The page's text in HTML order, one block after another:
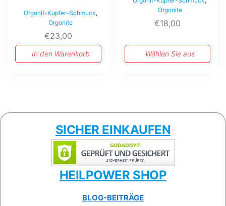
Orgonit-Kupfer-Schmuck,
Orgonite
€23,00
In den Warenkorb
Orgonite
€18,00
Wählen Sie aus
SICHER EINKAUFEN
HEILPOWER SHOP
BLOG-BEITRÄGE